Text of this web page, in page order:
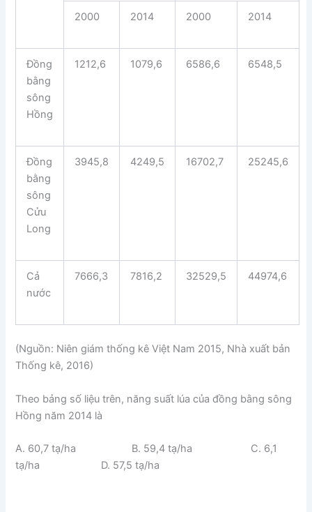
2000 2014 2000 2014
Đồng
bằng
sông
Hồng
1212,6 1079,6 6586,6 6548,5
Đồng
bằng
sông
Cửu
Long
3945,8 4249,5 16702,7 25245,6
Cả
nước
7666,3 7816,2 32529,5 44974,6
(Nguồn: Niên giám thống kê Việt Nam 2015, Nhà xuất bản
Thống kê, 2016)
Theo bảng số liệu trên, năng suất lúa của đồng bằng sông
Hồng năm 2014 là
A. 60,7 tạ/ha B. 59,4 tạ/ha C. 6,1
tạ/ha D. 57,5 tạ/ha